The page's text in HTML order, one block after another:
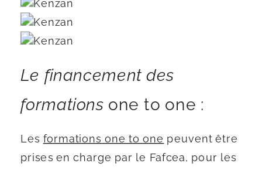
Le financement des
formations one to one :
Les formations one to one peuvent être
prises en charge par le Fafcea, pour les